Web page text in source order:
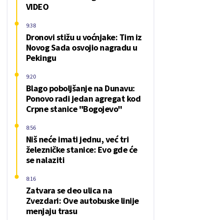
VIDEO
Dronovi stižu u voćnjake: Tim iz
Novog Sada osvojio nagradu u
Pekingu
9:38
Blago poboljšanje na Dunavu:
Ponovo radi jedan agregat kod
Crpne stanice "Bogojevo"
9:20
Niš neće imati jednu, već tri
železničke stanice: Evo gde će
se nalaziti
8:56
Zatvara se deo ulica na
Zvezdari: Ove autobuske linije
menjaju trasu
8:16